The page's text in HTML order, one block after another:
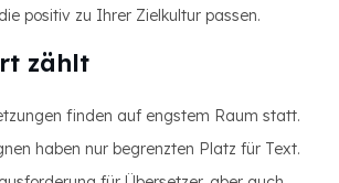
positiv zu Ihrer Zielkultur passen.
zählt
finden auf engstem Raum statt.
haben nur begrenzten Platz für Text.